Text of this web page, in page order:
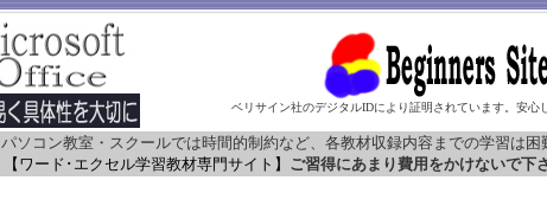
ベリサイン社のデジタルIDにより証明されています。安心
パソコン教室・スクールでは時間的制約など、各教材収録内容までの学習は困
【ワード･エクセル学習教材専門サイト】 ご習得にあまり費用をかけないで下